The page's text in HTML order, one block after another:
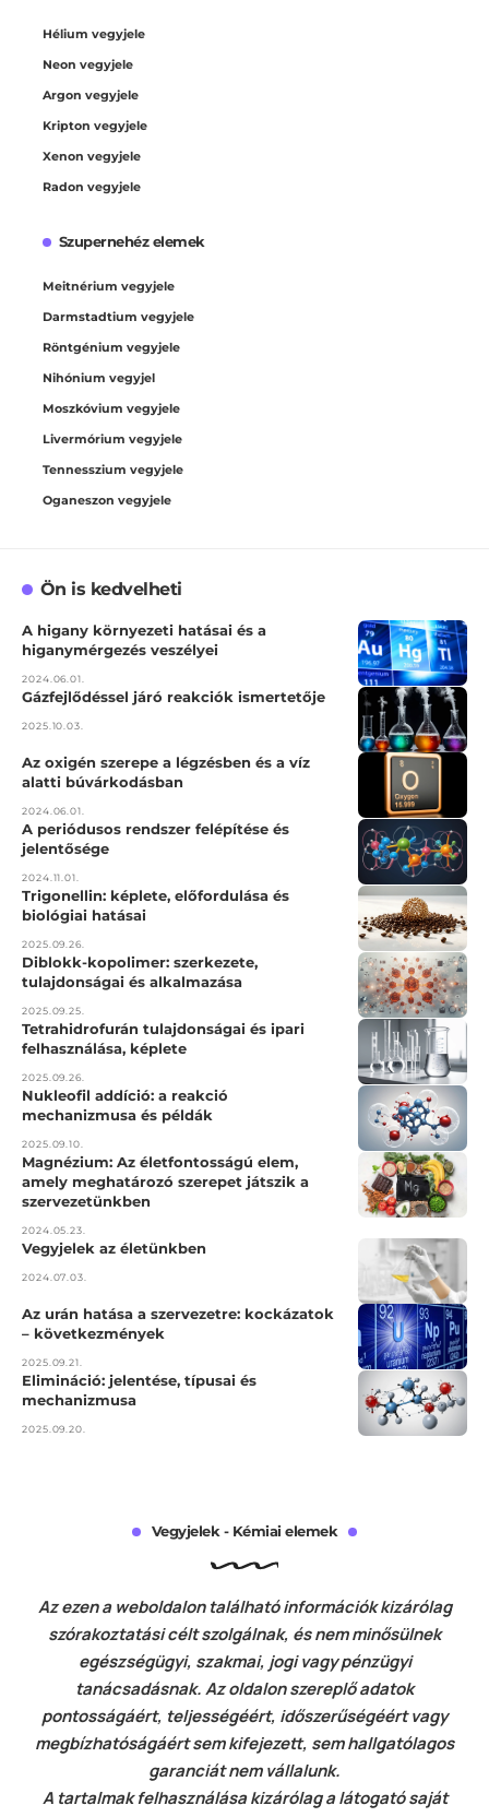
Hélium vegyjele
Neon vegyjele
Argon vegyjele
Kripton vegyjele
Xenon vegyjele
Radon vegyjele
Szupernehéz elemek
Meitnérium vegyjele
Darmstadtium vegyjele
Röntgénium vegyjele
Nihónium vegyjel
Moszkóvium vegyjele
Livermórium vegyjele
Tennesszium vegyjele
Oganeszon vegyjele
Ön is kedvelheti
A higany környezeti hatásai és a
higanymérgezés veszélyei
2024.06.01.
Gázfejlődéssel járó reakciók ismertetője
2025.10.03.
Az oxigén szerepe a légzésben és a víz
alatti búvárkodásban
2024.06.01.
A periódusos rendszer felépítése és
jelentősége
2024.11.01.
Trigonellin: képlete, előfordulása és
biológiai hatásai
2025.09.26.
Diblokk-kopolimer: szerkezete,
tulajdonságai és alkalmazása
2025.09.25.
Tetrahidrofurán tulajdonságai és ipari
felhasználása, képlete
2025.09.26.
Nukleofil addíció: a reakció
mechanizmusa és példák
2025.09.10.
Magnézium: Az életfontosságú elem,
amely meghatározó szerepet játszik a
szervezetünkben
2024.05.23.
Vegyjelek az életünkben
2024.07.03.
Az urán hatása a szervezetre: kockázatok
– következmények
2025.09.21.
Elimináció: jelentése, típusai és
mechanizmusa
2025.09.20.
Vegyjelek - Kémiai elemek
Az ezen a weboldalon található információk kizárólag
szórakoztatási célt szolgálnak, és nem minősülnek
egészségügyi, szakmai, jogi vagy pénzügyi
tanácsadásnak. Az oldalon szereplő adatok
pontosságáért, teljességéért, időszerűségéért vagy
megbízhatóságáért sem kifejezett, sem hallgatólagos
garanciát nem vállalunk.
A tartalmak felhasználása kizárólag a látogató saját